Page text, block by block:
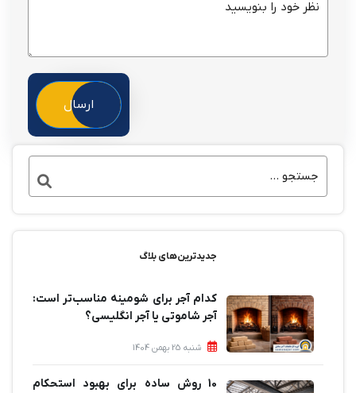
ارسال
جدیدترین‌های بلاگ
کدام آجر برای شومینه مناسب‌تر است:
آجر شاموتی یا آجر انگلیسی؟
شنبه 25 بهمن 1404
10 روش ساده برای بهبود استحکام